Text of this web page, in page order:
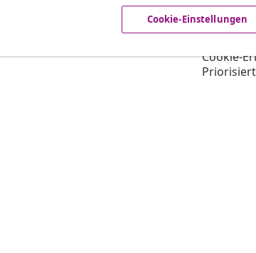
Über
AGB
Cookie-
Cookie-Einstellungen